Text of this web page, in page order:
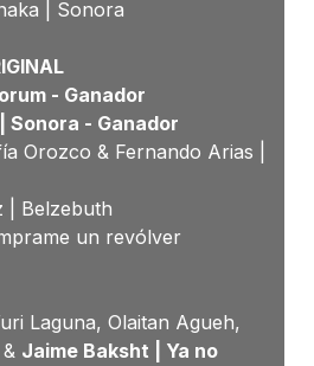
| Sonora
- Ganador
Sonora - Ganador
Orozco & Fernando Arias |
| Belzebuth
un revólver
Laguna, Olaitan Agueh,
Jaime Baksht | Ya no